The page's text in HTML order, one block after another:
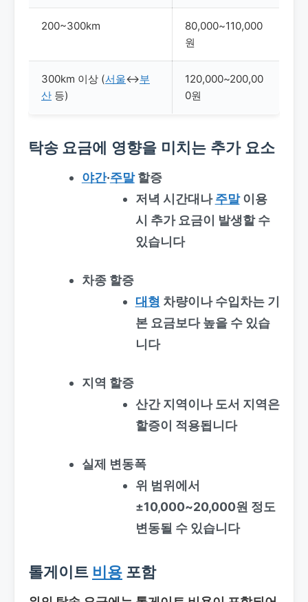
200~300km
80,000~110,000
원
300km 이상 (서울↔부
산 등)
120,000~200,00
0원
탁송 요금에 영향을 미치는 추가 요소
야간·주말할증
저녁 시간대나주말이용
시 추가 요금이 발생할 수
있습니다
차종 할증
대형 차량이나 수입차는 기
본 요금보다 높을 수 있습
니다
지역 할증
산간 지역이나 도서 지역은
할증이 적용됩니다
실제 변동폭
위 범위에서
±10,000~20,000원 정도
변동될 수 있습니다
톨게이트 비용 포함